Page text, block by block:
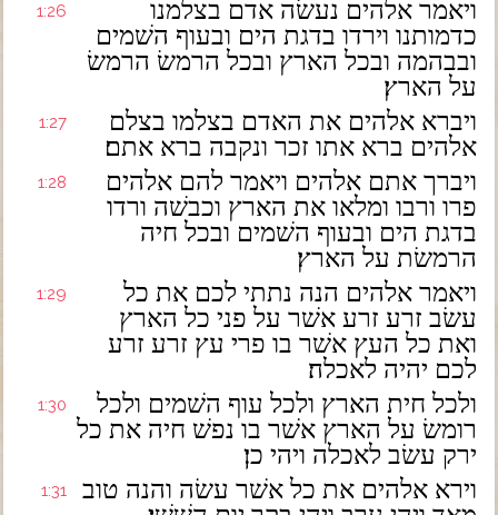
1:26
ויאמר אלהים נעשׂה אדם בצלמנו
כדמותנו וירדו בדגת הים ובעוף השׁמים
ובבהמה ובכל הארץ ובכל הרמשׂ הרמשׂ
על הארץ׃
1:27
ויברא אלהים את האדם בצלמו בצלם
אלהים ברא אתו זכר ונקבה ברא אתם׃
1:28
ויברך אתם אלהים ויאמר להם אלהים
פרו ורבו ומלאו את הארץ וכבשׁה ורדו
בדגת הים ובעוף השׁמים ובכל חיה
הרמשׂת על הארץ׃
1:29
ויאמר אלהים הנה נתתי לכם את כל
עשׂב זרע זרע אשׁר על פני כל הארץ
ואת כל העץ אשׁר בו פרי עץ זרע זרע
לכם יהיה לאכלה׃
1:30
ולכל חית הארץ ולכל עוף השׁמים ולכל
רומשׂ על הארץ אשׁר בו נפשׁ חיה את כל
ירק עשׂב לאכלה ויהי כן׃
1:31
וירא אלהים את כל אשׁר עשׂה והנה טוב